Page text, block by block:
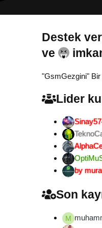
Destek
Gönül...
"GsmGezgini" Bir
Lider
Sinay57
by
Son
M